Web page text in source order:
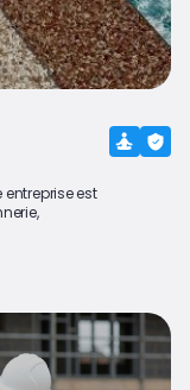
est